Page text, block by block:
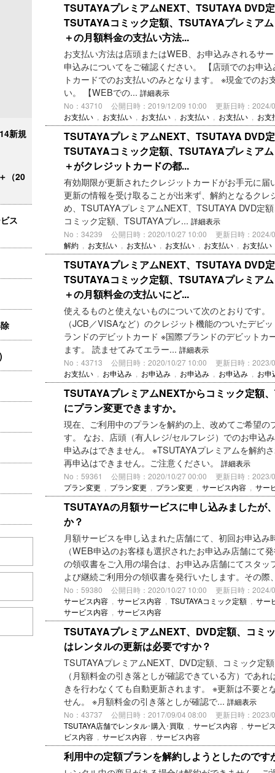
新規
（20
ス
TSUTAYAプレミアムNEXT、TSUTAYA DVD
TSUTAYAコミック定額、TSUTAYAプレミア
＋の月額料金の支払い方法...
お支払い方法は店頭またはWEB、お申込みされるサ
申込みについてをご確認ください。 【店頭でのお申
トカードでのお支払いのみとなります。 ※現金での
い。 【WEBでの... 詳細表示
No：43710 公開日時：2019/12/09 10:00
更新日時：2024/
お支払い
お支払い お支払い お支払い お支払い お支
TSUTAYAプレミアムNEXT、TSUTAYA DVD
TSUTAYAコミック定額、TSUTAYAプレミア
＋がクレジットカードの都...
有効期限が更新されたクレジットカードがお手元に
更新の情報を受け取ることが出来ず、解約となるク
め、TSUTAYAプレミアムNEXT、TSUTAYA DVD定
コミック定額、TSUTAYAプレ... 詳細表示
No：34239 公開日時：2020/10/27 10:00
更新日時：2024/
解約
お支払い お支払い お支払い お支払い お支払い
TSUTAYAプレミアムNEXT、TSUTAYA DVD
TSUTAYAコミック定額、TSUTAYAプレミア
＋の月額料金の支払いにど...
使えるものと使えないものについて次のとおりです
（JCB／VISAなど）のクレジット機能のついたデビ
ランドのデビットカード ※国際ブランドのデビットカ
ます。 読ませてみてエラー... 詳細表示
No：43713 公開日時：2020/10/27 10:00
更新日時：2023/
お支払い
お申込み お申込み お申込み お申込み お申
TSUTAYAプレミアムNEXTからコミック定額
にプラン変更できますか。
現在、ご利用中のプランを解約の上、改めてご希望
す。 なお、店頭（有人レジ/セルフレジ）でのお申込
申込みはできません。 ※TSUTAYAプレミアムを解約
再申込はできません。ご注意ください。
詳細表示
No：59361 公開日時：2020/10/27 00:00
更新日時：2023/
プラン変更
プラン変更 プラン変更 サービス内容 サー
TSUTAYAの月額サービスに申し込みましたが
か？
月額サービスを申し込まれた店舗にて、初回お申込
（WEB申込のお客様も選択されたお申込み店舗にて
の領収書をご入用の場合は、お申込み店舗にてスタ
よび継続ご利用分の領収書を発行いたします。その
No：59380 公開日時：2020/10/27 10:00
更新日時：2024/
サービス内容
サービス内容 TSUTAYAコミック定額
サー
サービス内容
サービス内容
TSUTAYAプレミアムNEXT、DVD定額、コミ
はレンタルの更新は必要ですか？
TSUTAYAプレミアムNEXT、DVD定額、コミック定
（月額料金の引き落としが確認できている方）であ
きを行わなくても自動更新されます。 ※更新は不要と
せん。 ※月額料金の引き落としが確認で... 詳細表示
No：43737 公開日時：2017/09/04 08:00
更新日時：2023/
TSUTAYA店舗でレンタル･購入･買取
サービス内容
サービ
ビス内容
サービス内容 サービス内容
利用中の定額プランを解約しようとしたのです